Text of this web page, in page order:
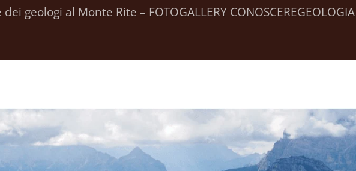
geologi al Monte Rite – FOTOGALLERY CONOSCEREGEOLOGIA